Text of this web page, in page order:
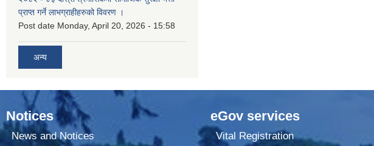
प्राप्त गर्ने लाभग्राहीहरुको विवरण ।
Post date Monday, April 20, 2026 - 15:58
अन्य
Notices
News and Notices
eGov services
Vital Registration